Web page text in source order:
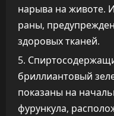
нарыва на животе.
раны,
здоровых тканей.
бриллиантовый
показаны на
фурункула,